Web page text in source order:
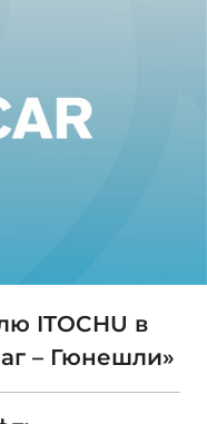
ITOCHU в
– Гюнешли»